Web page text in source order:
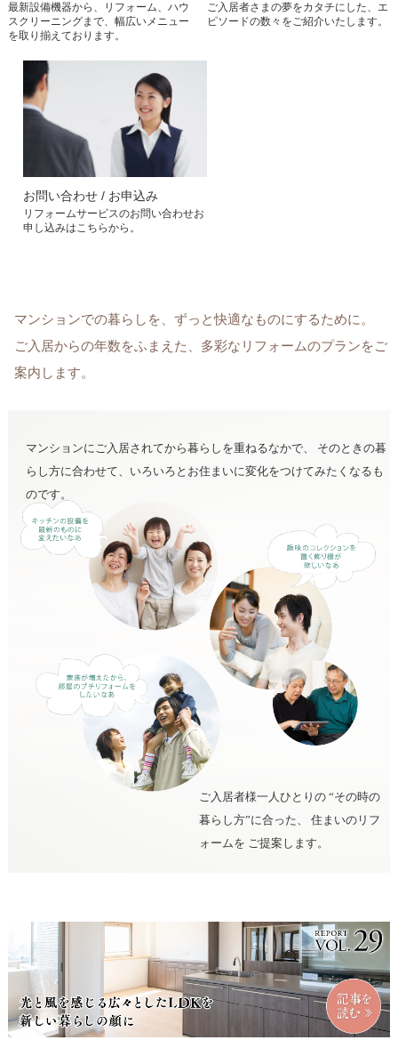
最新設備機器から、リフォーム、ハウ
スクリーニングまで、幅広いメニュー
を取り揃えております。
ご入居者さまの夢をカタチにした、エ
ピソードの数々をご紹介いたします。
お問い合わせ / お申込み
リフォームサービスのお問い合わせお
申し込みはこちらから。
マンションでの暮らしを、ずっと快適なものにするために。
ご入居からの年数をふまえた、多彩なリフォームのプランをご
案内します。
マンションにご入居されてから暮らしを重ねるなかで、
そのときの暮
らし方に合わせて、いろいろとお住まいに変化をつけてみたくなるも
のです。
ご入居者様一人ひとりの“その時の
暮らし方”に合った、
住まいのリフ
ォームを ご提案します。